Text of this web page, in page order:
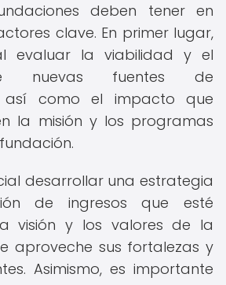
deben tener en
clave. En primer lugar,
evaluar la viabilidad y el
nuevas fuentes de
así como el impacto que
la misión y los programas
desarrollar una estrategia
de ingresos que esté
visión y los valores de la
aproveche sus fortalezas y
Asimismo, es importante